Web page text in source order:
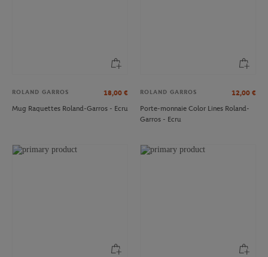
ROLAND GARROS 18,00 €
Mug Raquettes Roland-Garros - Ecru
ROLAND GARROS 12,00 €
Porte-monnaie Color Lines Roland-
Garros - Ecru